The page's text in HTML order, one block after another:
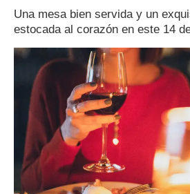
Una mesa bien servida y un
estocada al corazón en este 14